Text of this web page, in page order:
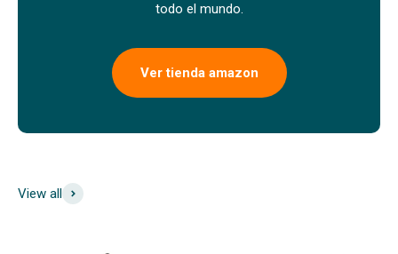
todo el mundo.
Ver tienda amazon
View all